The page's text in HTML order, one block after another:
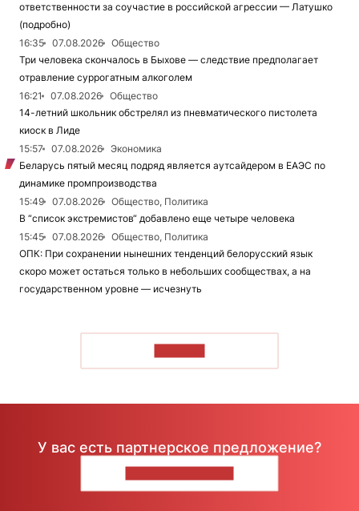
ответственности за соучастие в российской агрессии — Латушко
(подробно)
16:35
07.08.2026
Общество
Три человека скончалось в Быхове — следствие предполагает
отравление суррогатным алкоголем
16:21
07.08.2026
Общество
14-летний школьник обстрелял из пневматического пистолета
киоск в Лиде
15:57
07.08.2026
Экономика
Беларусь пятый месяц подряд является аутсайдером в ЕАЭС по
динамике промпроизводства
15:49
07.08.2026
Общество, Политика
В “список экстремистов“ добавлено еще четыре человека
15:45
07.08.2026
Общество, Политика
ОПК: При сохранении нынешних тенденций белорусский язык
скоро может остаться только в небольших сообществах, а на
государственном уровне — исчезнуть
У вас есть партнерское предложение?